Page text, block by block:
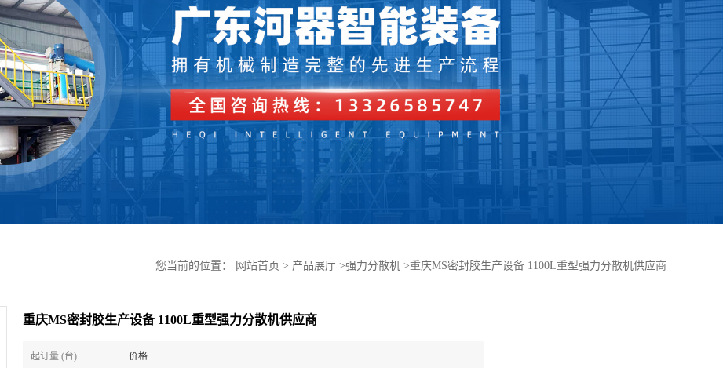
您当前的位置： 网站首页 > 产品展厅 >强力分散机 >重庆MS密封胶生产设备 1100L重型强力分散机供应商
重庆MS密封胶生产设备 1100L重型强力分散机供应商
起订量 (台) 价格